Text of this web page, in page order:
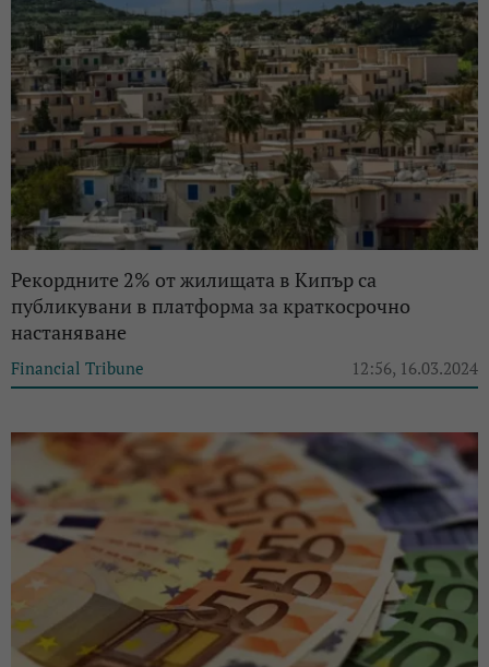
Рекордните 2% от жилищата в Кипър са
публикувани в платформа за краткосрочно
настаняване
Financial Tribune 12:56, 16.03.2024